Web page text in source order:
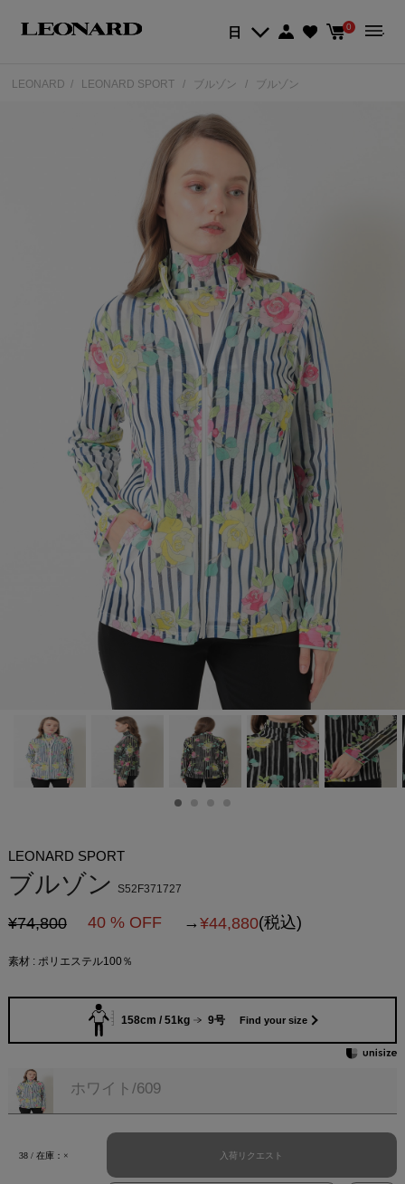
日 0
LEONARD LEONARD SPORT ブルゾン ブルゾン
LEONARD SPORT
ブルゾン S52F371727
¥74,800 40 % OFF →¥44,880(税込)
素材 : ポリエステル100％
158cm / 51kg 9号 Find your size
ホワイト/609
38 / 在庫：× 入荷リクエスト